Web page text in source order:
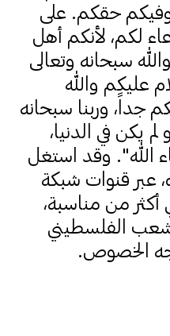
حقكم. على
الدعاء لكم، لأنكم أهل
سبحانه وتعالى
والله
جداً، وربنا سبحانه
يكن في الدنيا،
الله". وقد استغل
عبر قنوات شبكة
من مناسبة،
الفلسطيني
الخصوص.